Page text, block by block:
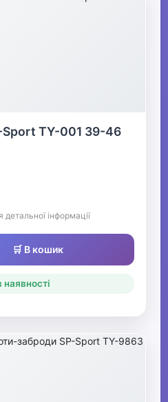
Sport TY-001 39-46
детальної інформації
🛒 В кошик
наявності